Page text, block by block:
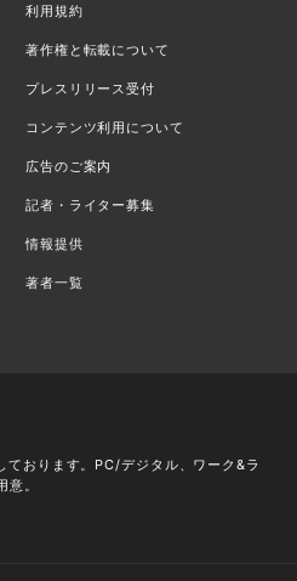
利用規約
著作権と転載について
プレスリリース受付
コンテンツ利用について
広告のご案内
記者・ライター募集
情報提供
著者一覧
ております。PC/デジタル、ワーク&ラ
。